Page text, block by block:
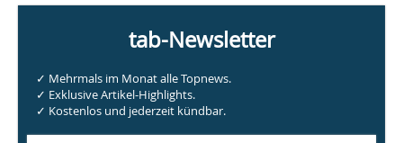
tab-Newsletter
✓ Mehrmals im Monat alle Topnews.
✓ Exklusive Artikel-Highlights.
✓ Kostenlos und jederzeit kündbar.